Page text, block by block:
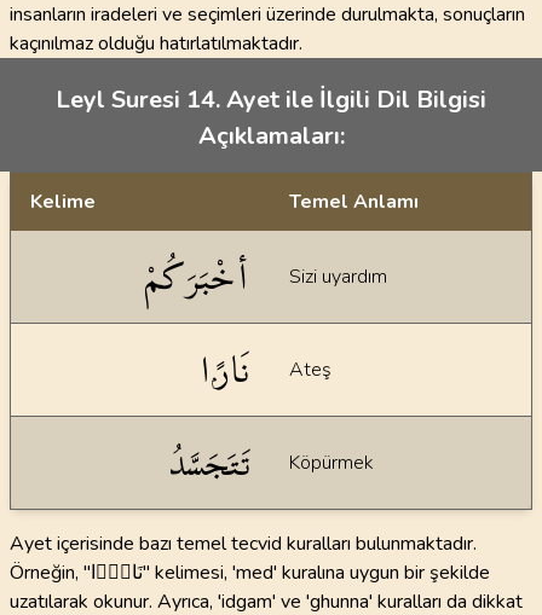
insanların iradeleri ve seçimleri üzerinde durulmakta, sonuçların
kaçınılmaz olduğu hatırlatılmaktadır.
Leyl Suresi 14. Ayet ile İlgili Dil Bilgisi
Açıklamaları:
Kelime Temel Anlamı
أخْبَرَكُمْ Sizi uyardım
نَارًۭا Ateş
تَتَجَسَّدُ Köpürmek
Ayet içerisinde bazı temel tecvid kuralları bulunmaktadır.
Örneğin, "نَارًۭا" kelimesi, 'med' kuralına uygun bir şekilde
uzatılarak okunur. Ayrıca, 'idgam' ve 'ghunna' kuralları da dikkat